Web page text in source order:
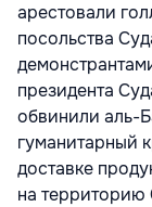
арестовали
посольства
президента
обвинили аль-
гуманитарный
доставке
на территорию